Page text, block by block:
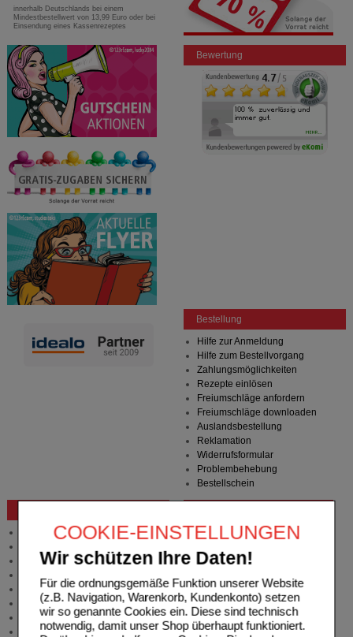
COOKIE-EINSTELLUNGEN
Wir schützen Ihre Daten!
Für die ordnungsgemäße Funktion unserer Website
(z.B. Navigation, Warenkorb, Kundenkonto) setzen
wir so genannte Cookies ein. Diese sind technisch
notwendig, damit unser Shop überhaupt funktioniert.
innerhalb Deutschlands bei einem
Mindestbestellwert von 13,99 Euro oder bei
Einsendung eines Kassenrezeptes
Bewertung
Bestellung
Hilfe zur Anmeldung
Hilfe zum Bestellvorgang
Zahlungsmöglichkeiten
Rezepte einlösen
Freiumschläge anfordern
Freiumschläge downloaden
Auslandsbestellung
Reklamation
Widerrufsformular
Problembehebung
Bestellschein
Allgemeine Information
Meldung Arzneimittelrisiken
Angebote & Downloads
Newsletter
Neukundenprämie
Stellenangebote